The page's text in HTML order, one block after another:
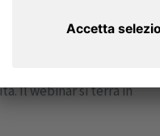
Il webinar si terrà in